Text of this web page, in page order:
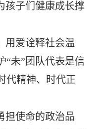
孩子们健康成长撑
用爱诠释社会温
“未”团队代表是信
代精神、时代正
担使命的政治品